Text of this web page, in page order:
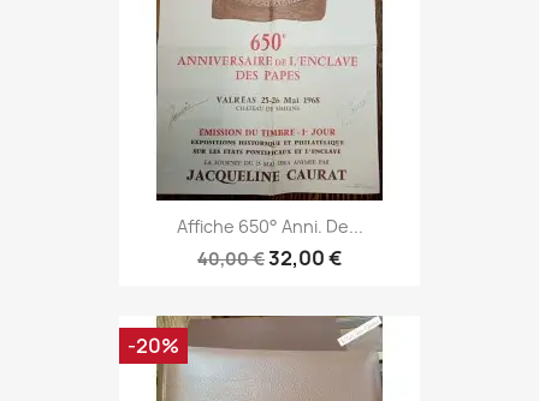
Affiche 650° Anni. De...
40,00 €32,00 €
-20%